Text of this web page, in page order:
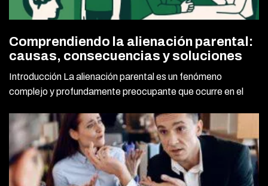
Comprendiendo la alienación parental:
causas, consecuencias y soluciones
Introducción La alienación parental es un fenómeno
complejo y profundamente preocupante que ocurre en el